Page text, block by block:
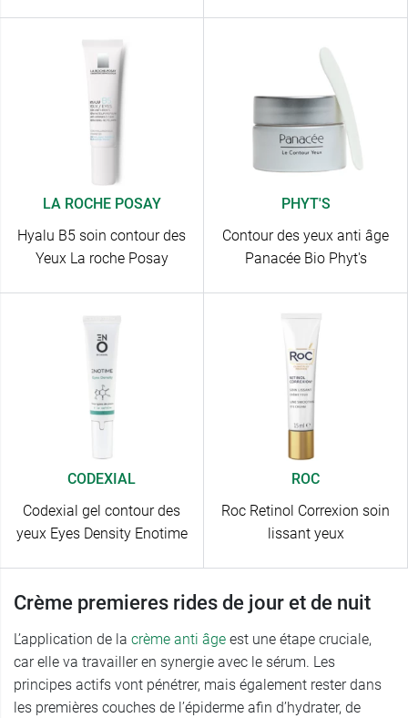
LA ROCHE POSAY
Hyalu B5 soin contour des
Yeux La roche Posay
PHYT'S
Contour des yeux anti âge
Panacée Bio Phyt's
CODEXIAL
Codexial gel contour des
yeux Eyes Density Enotime
ROC
Roc Retinol Correxion soin
lissant yeux
Crème premieres rides de jour et de nuit
L’application de la crème anti âge est une étape cruciale,
car elle va travailler en synergie avec le sérum. Les
principes actifs vont pénétrer, mais également rester dans
les premières couches de l’épiderme afin d’hydrater, de